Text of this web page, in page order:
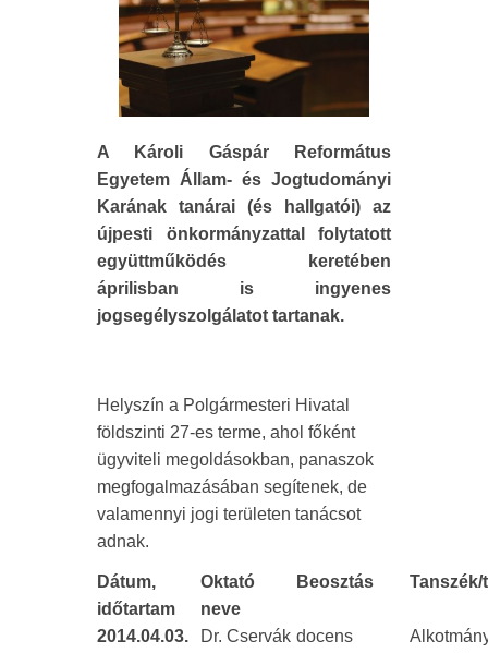
A Károli Gáspár Református
Egyetem Állam- és Jogtudományi
Karának tanárai (és hallgatói) az
újpesti önkormányzattal folytatott
együttműködés keretében
áprilisban is ingyenes
jogsegélyszolgálatot tartanak.
Helyszín a Polgármesteri Hivatal
földszinti 27-es terme, ahol főként
ügyviteli megoldásokban, panaszok
megfogalmazásában segítenek, de
valamennyi jogi területen tanácsot
adnak.
Dátum,
időtartam
Oktató
neve
Beosztás Tanszék/
2014.04.03.
Dr. Cservák docens